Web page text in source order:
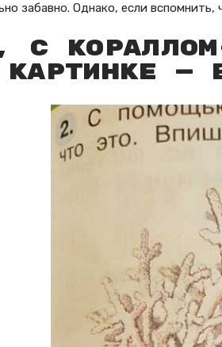
забавно. Однако, если
с
—